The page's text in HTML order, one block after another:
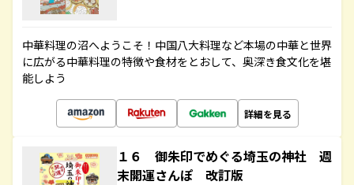
中華料理の沼へようこそ！中国八大料理など本場の中華と世界
に広がる中華料理の特徴や食材をとおして、奥深き食文化を堪
能しよう
詳細を見る
１６ 御朱印でめぐる埼玉の神社 週
末開運さんぽ 改訂版